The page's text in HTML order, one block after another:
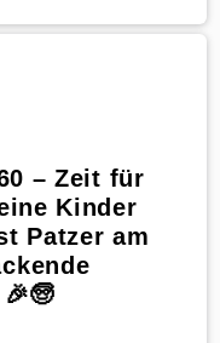
– Zeit für
Kinder
Patzer am